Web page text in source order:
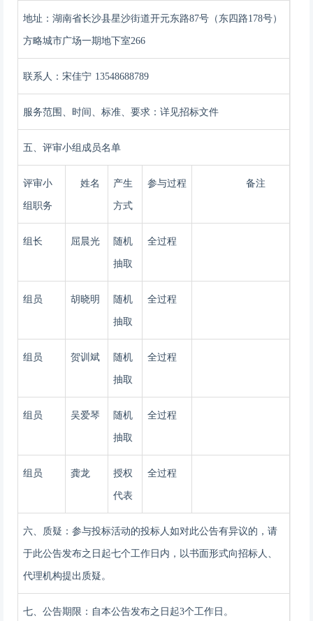
地址：湖南省长沙县星沙街道开元东路87号（东四路178号）
方略城市广场一期地下室266
联系人：宋佳宁 13548688789
服务范围、时间、标准、要求：详见招标文件
五、评审小组成员名单
评审小
组职务
姓名 产生
方式
参与过程 备注
组长 屈晨光 随机
抽取
全过程
组员 胡晓明 随机
抽取
全过程
组员 贺训斌 随机
抽取
全过程
组员 吴爱琴 随机
抽取
全过程
组员 龚龙 授权
代表
全过程
六、质疑： 参与投标活动的投标人如对此公告有异议的，请
于此公告发布之日起七个工作日内，以书面形式向招标人、
代理机构提出质疑。
七、公告期限：自本公告发布之日起3个工作日。